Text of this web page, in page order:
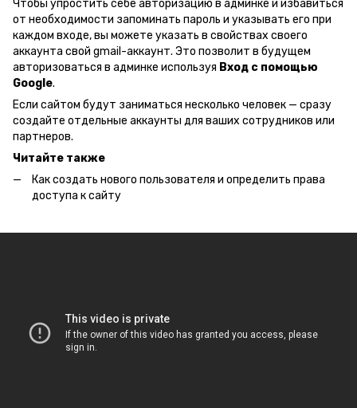
Чтобы упростить себе авторизацию в админке и избавиться
от необходимости запоминать пароль и указывать его при
каждом входе, вы можете указать в свойствах своего
аккаунта свой gmail-аккаунт. Это позволит в будущем
авторизоваться в админке используя Вход с помощью
Google.
Если сайтом будут заниматься несколько человек — сразу
создайте отдельные аккаунты для ваших сотрудников или
партнеров.
Читайте также
Как создать нового пользователя и определить права
доступа к сайту